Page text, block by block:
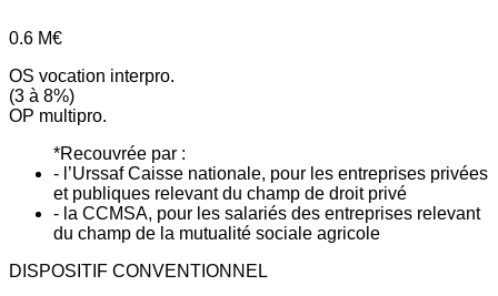
0.6 M€
OS vocation interpro.
(3 à 8%)
OP multipro.
*Recouvrée par :
- l’Urssaf Caisse nationale, pour les entreprises privées
et publiques relevant du champ de droit privé
- la CCMSA, pour les salariés des entreprises relevant
du champ de la mutualité sociale agricole
DISPOSITIF CONVENTIONNEL